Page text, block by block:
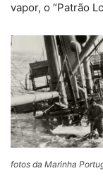
vapor, o “Patrão
fotos da Marinha